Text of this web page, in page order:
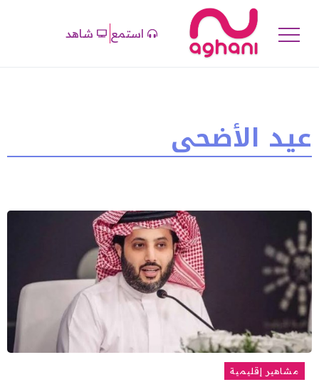
استمع شاهد
عيد الأضحى
مشاهير إقليمية